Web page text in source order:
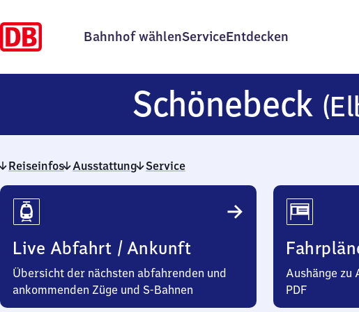
Bahnhof wählenServiceEntdecken
Schönebeck
Reiseinfos Ausstattung Service
Reiseinfos
Live Abfahrt / Ankunft
Übersicht der nächsten abfahrenden und
ankommenden Züge und S-Bahnen
Aushänge zu
PDF